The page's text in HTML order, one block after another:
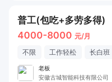
普工(包吃+多劳多得)
4000-8000 元/月
不限 工作轻松 长白班
老板
安徽古城智能科技有限公司